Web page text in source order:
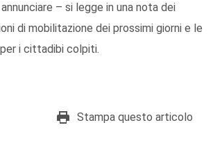
– si legge in una nota dei
di mobilitazione dei prossimi giorni e le
i cittadibi colpiti.
Stampa questo articolo